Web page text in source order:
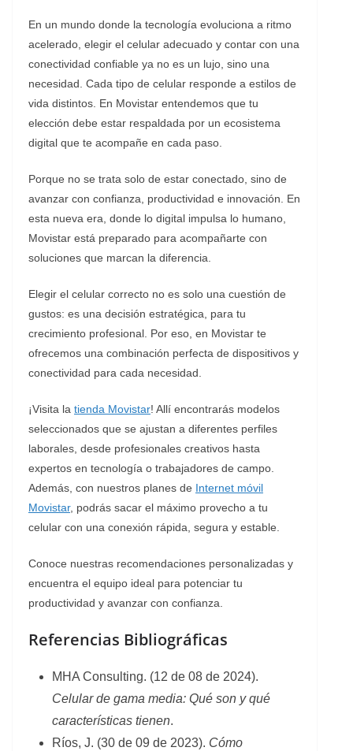
En un mundo donde la tecnología evoluciona a ritmo
acelerado, elegir el celular adecuado y contar con una
conectividad confiable ya no es un lujo, sino una
necesidad. Cada tipo de celular responde a estilos de
vida distintos. En Movistar entendemos que tu
elección debe estar respaldada por un ecosistema
digital que te acompañe en cada paso.
Porque no se trata solo de estar conectado, sino de
avanzar con confianza, productividad e innovación. En
esta nueva era, donde lo digital impulsa lo humano,
Movistar está preparado para acompañarte con
soluciones que marcan la diferencia.
Elegir el celular correcto no es solo una cuestión de
gustos: es una decisión estratégica, para tu
crecimiento profesional. Por eso, en Movistar te
ofrecemos una combinación perfecta de dispositivos y
conectividad para cada necesidad.
¡Visita la tienda Movistar! Allí encontrarás modelos
seleccionados que se ajustan a diferentes perfiles
laborales, desde profesionales creativos hasta
expertos en tecnología o trabajadores de campo.
Además, con nuestros planes de Internet móvil
Movistar, podrás sacar el máximo provecho a tu
celular con una conexión rápida, segura y estable.
Conoce nuestras recomendaciones personalizadas y
encuentra el equipo ideal para potenciar tu
productividad y avanzar con confianza.
Referencias Bibliográficas
MHA Consulting. (12 de 08 de 2024).
Celular de gama media: Qué son y qué
características tienen.
Ríos, J. (30 de 09 de 2023). Cómo